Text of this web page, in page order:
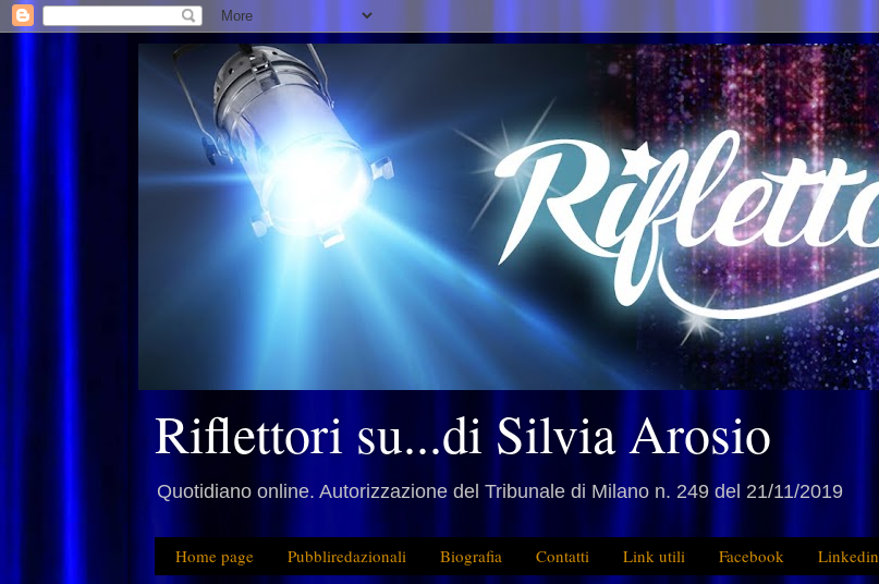
Riflettori su...di Silvia Arosio
Quotidiano online. Autorizzazione del Tribunale di Milano n. 249 del 21/11/2019
Home page Pubbliredazionali Biografia Contatti Link utili Facebook Linkedin